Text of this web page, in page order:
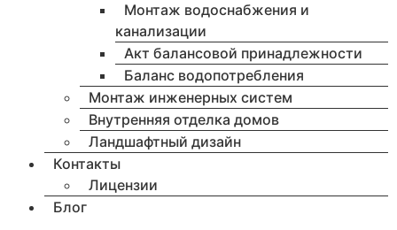
Монтаж водоснабжения и
канализации
Акт балансовой принадлежности
Баланс водопотребления
Монтаж инженерных систем
Внутренняя отделка домов
Ландшафтный дизайн
Контакты
Лицензии
Блог